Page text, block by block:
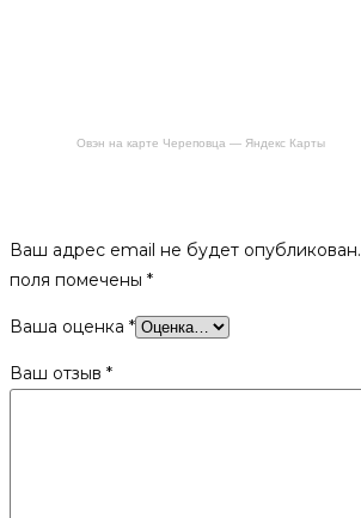
Овэн на карте Череповца — Яндекс Карты
Ваш адрес email не будет опубликован.
поля помечены *
Ваша оценка *
Ваш отзыв *